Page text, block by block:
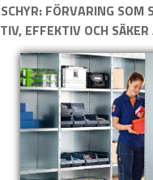
FÖRVARING SOM
EFFEKTIV OCH